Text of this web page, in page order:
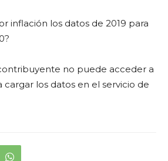
inflación los datos de 2019 para
no puede acceder a
cargar los datos en el servicio de